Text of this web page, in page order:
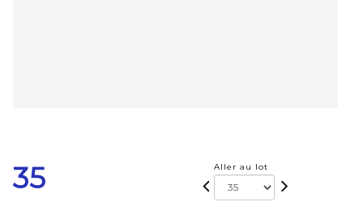
35 Aller au lot